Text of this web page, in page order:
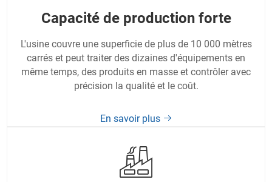
Capacité de production forte
L'usine couvre une superficie de plus de 10 000 mètres
carrés et peut traiter des dizaines d'équipements en
même temps, des produits en masse et contrôler avec
précision la qualité et le coût.
En savoir plus